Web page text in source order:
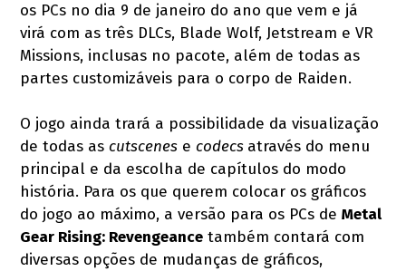
os PCs no dia 9 de janeiro do ano que vem e já
virá com as três DLCs, Blade Wolf, Jetstream e VR
Missions, inclusas no pacote, além de todas as
partes customizáveis para o corpo de Raiden.
O jogo ainda trará a possibilidade da visualização
de todas as cutscenes e codecs através do menu
principal e da escolha de capítulos do modo
história. Para os que querem colocar os gráficos
do jogo ao máximo, a versão para os PCs deMetal
Gear Rising: Revengeance também contará com
diversas opções de mudanças de gráficos,